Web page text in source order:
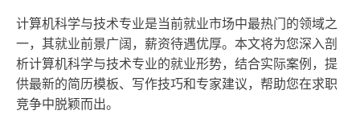
计算机科学与技术专业是当前就业市场中最热门的领域之
一，其就业前景广阔，薪资待遇优厚。本文将为您深入剖
析计算机科学与技术专业的就业形势，结合实际案例，提
供最新的简历模板、写作技巧和专家建议，帮助您在求职
竞争中脱颖而出。